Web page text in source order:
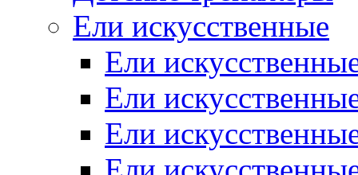
Ели искусственные
Ели
Ели
Ели